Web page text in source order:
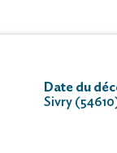
Date du
Sivry